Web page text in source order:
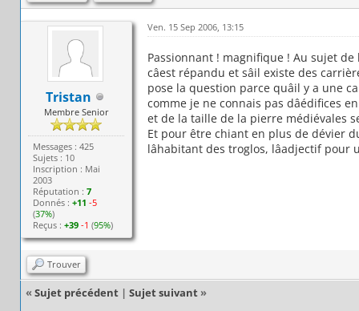
Tristan
Membre Senior
Messages : 425
Sujets : 10
Inscription : Mai
2003
Réputation :7
Donnés :+11 -5
(37%)
Reçus :+39 -1 (95%)
Ven. 15 Sep 2006, 13:15
Passionnant ! magnifique ! Au sujet de
câest répandu et sâil existe des
pose la question parce quâil y a une
comme je ne connais pas dâédifices
et de la taille de la pierre médiévales
Et pour être chiant en plus de dévier
lâhabitant des troglos, lâadjectif
Trouver
« Sujet précédent | Sujet suivant »